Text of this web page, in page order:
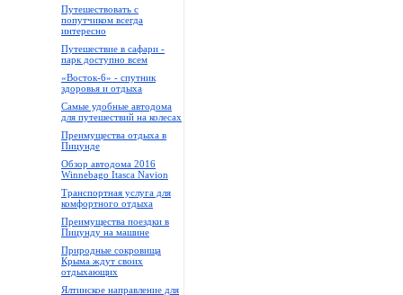
Путешествовать с
попутчиком всегда
интересно
Путешествие в сафари -
парк доступно всем
«Восток-6» - спутник
здоровья и отдыха
Самые удобные автодома
для путешествий на колесах
Преимущества отдыха в
Пицунде
Обзор автодома 2016
Winnebago Itasca Navion
Транспортная услуга для
комфортного отдыха
Преимущества поездки в
Пицунду на машине
Природные сокровища
Крыма ждут своих
отдыхающих
Ялтинское направление для